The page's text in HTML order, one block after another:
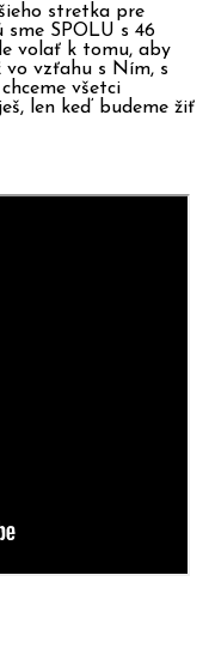
stretka pre
sme SPOLU s 46
volať k tomu, aby
vo vzťahu s Ním, s
všetci
len keď budeme žiť